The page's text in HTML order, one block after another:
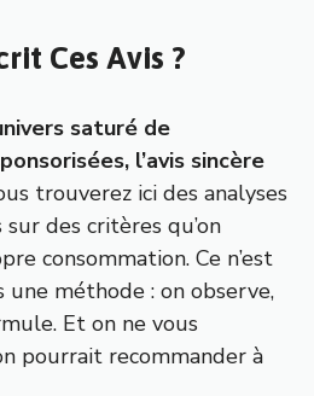
Ces Avis ?
saturé de
l’avis sincère
trouverez ici des analyses
des critères qu’on
consommation. Ce n’est
une méthode : on observe,
Et on ne vous
pourrait recommander à